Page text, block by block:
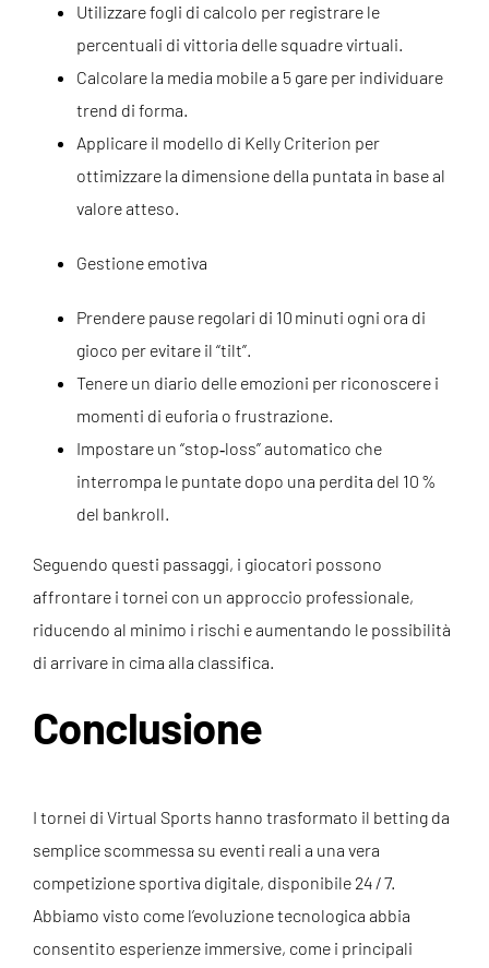
Utilizzare fogli di calcolo per registrare le
percentuali di vittoria delle squadre virtuali.
Calcolare la media mobile a 5 gare per individuare
trend di forma.
Applicare il modello di Kelly Criterion per
ottimizzare la dimensione della puntata in base al
valore atteso.
Gestione emotiva
Prendere pause regolari di 10 minuti ogni ora di
gioco per evitare il “tilt”.
Tenere un diario delle emozioni per riconoscere i
momenti di euforia o frustrazione.
Impostare un “stop‑loss” automatico che
interrompa le puntate dopo una perdita del 10 %
del bankroll.
Seguendo questi passaggi, i giocatori possono
affrontare i tornei con un approccio professionale,
riducendo al minimo i rischi e aumentando le possibilità
di arrivare in cima alla classifica.
Conclusione
I tornei di Virtual Sports hanno trasformato il betting da
semplice scommessa su eventi reali a una vera
competizione sportiva digitale, disponibile 24 / 7.
Abbiamo visto come l’evoluzione tecnologica abbia
consentito esperienze immersive, come i principali